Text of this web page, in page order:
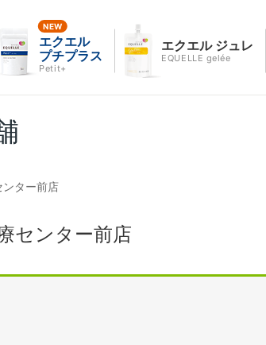
エクエル
プチプラス
Petit+
エクエル ジュレ
EQUELLE gelée
ンター前店
センター前店